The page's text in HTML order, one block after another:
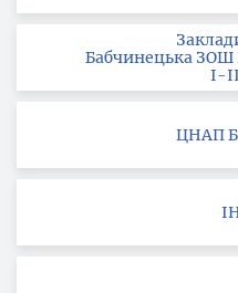
Бабчинецька ЗОШ
І-
ЦНАП